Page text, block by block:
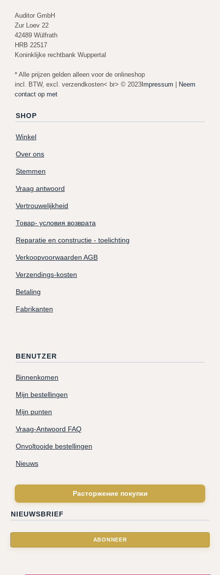
Auditor GmbH
Zur Loev 22
42489 Wülfrath
HRB 22517
Koninklijke rechtbank Wuppertal
* Alle prijzen gelden alleen voor de onlineshop
incl. BTW, excl. verzendkosten< br> © 2023Impressum | Neem
contact op met
SHOP
Winkel
Over ons
Stemmen
Vraag antwoord
Vertrouwelijkheid
Товар- условия возврата
Reparatie en constructie - toelichting
Verkoopvoorwaarden AGB
Verzendings-kosten
Betaling
Fabrikanten
BENUTZER
Binnenkomen
Mijn bestellingen
Mijn punten
Vraag-Antwoord FAQ
Onvoltooide bestellingen
Nieuws
Расторжение покупки
NIEUWSBRIEF